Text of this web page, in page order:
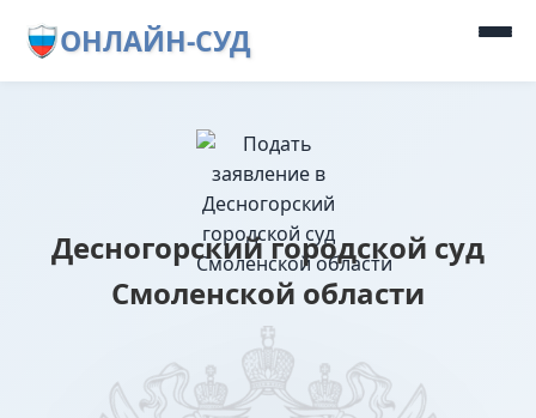
ОНЛАЙН-СУД
Десногорский городской суд
Смоленской области